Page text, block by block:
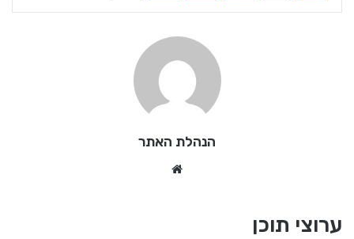
הנהלת האתר
ערוצי תוכן